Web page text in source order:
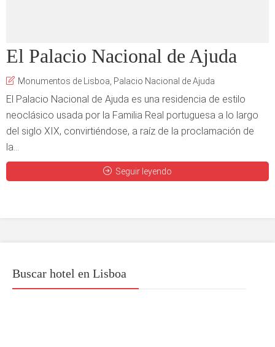
El Palacio Nacional de Ajuda
Monumentos de Lisboa, Palacio Nacional de Ajuda
El Palacio Nacional de Ajuda es una residencia de estilo
neoclásico usada por la Familia Real portuguesa a lo largo
del siglo XIX, convirtiéndose, a raíz de la proclamación de
la...
Seguir leyendo
Buscar hotel en Lisboa